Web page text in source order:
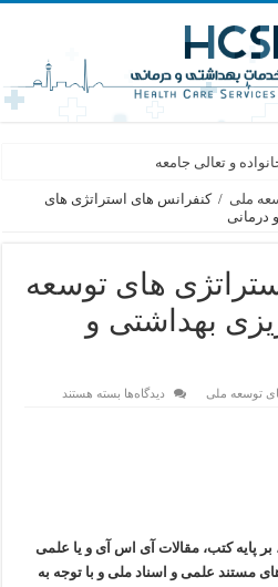
و تعالی جامعه
ملی / کنفرانس های استراتژی های
درمانی
های توسعه
بهداشتی و
توسعه ملی دیدگاه‌ها برای
بهداشتی
و
درمانی
بسته هستند
پایه کتب، مقالات آی اس آی و یا علمی
و با توجه به